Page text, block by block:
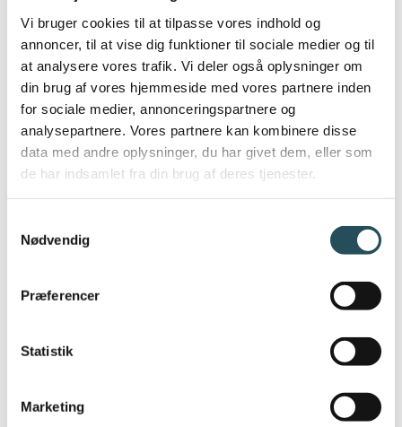
Vi bruger cookies til at tilpasse vores indhold og
annoncer, til at vise dig funktioner til sociale medier og til
at analysere vores trafik. Vi deler også oplysninger om
din brug af vores hjemmeside med vores partnere inden
for sociale medier, annonceringspartnere og
analysepartnere. Vores partnere kan kombinere disse
data med andre oplysninger, du har givet dem, eller som
de har indsamlet fra din brug af deres tjenester.
Nødvendig
Præferencer
Statistik
Marketing
Det viser, at genbrugskoppen endnu ikke er
blevet en naturlig del af takeaway-kulturen.
Når det gælder kundernes egne kopper,
fortæller Amalie, at forholdet mellem
medbragte kopper og engangskopper i dag
ligger omkring 50/50 blandt de kunder, der
aktivt tager stilling til alternativerne. Der
findes altså en gruppe kunder, som gerne
engangskopperne stadig dominerer.
mangel på information kan være en grund
til, at så få kunder vælger genbrugskoppen.